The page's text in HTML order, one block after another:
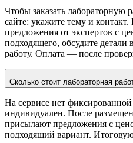
Чтобы заказать лабораторную
сайте: укажите тему и
предложения от экспертов с
подходящего, обсудите детали
работу. Оплата — после
Сколько стоит лабораторная
На сервисе нет
индивидуален. После
присылают предложения с
подходящий вариант.